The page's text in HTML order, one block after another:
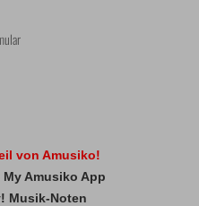
von Amusiko!
Amusiko App
Musik-Noten